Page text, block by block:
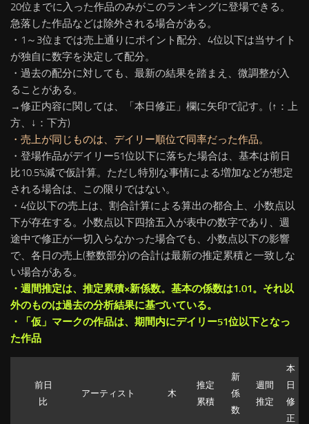
20位までに入った作品のみがこのランキングに登場できる。
急落した作品などは除外される場合がある。
・1～3位までは売上通りにポイント配分、4位以下は当サイト
が独自に数字を決定して配分。
・過去の配分に対しても、最新の結果を踏まえ、微調整が入
ることがある。
→修正内容に関しては、「本日修正」欄に矢印で記す。(↑：上
方、↓：下方)
・売上が同じものは、デイリー順位で同率だった作品。
・登場作品がデイリー51位以下に落ちた場合は、基本は前日
比10.5%減で仮計算。ただし特別な事情による増加などが想定
される場合は、この限りではない。
・4位以下の売上は、割合計算による算出の都合上、小数点以
下が存在する。小数点以下四捨五入が表中の数字であり、週
途中で修正が一切入らなかった場合でも、小数点以下の影響
で、各日の売上(整数部分)の合計は最新の推定累積と一致しな
い場合がある。
・週間推定は、推定累積×新係数。基本の係数は1.01。それ以
外のものは過去の分析結果に基づいている。
・「仮」マークの作品は、期間内にデイリー51位以下となっ
た作品
前日
比
アーティスト 木
推定
累積
新
係
数
週間
推定
本
日
修
正